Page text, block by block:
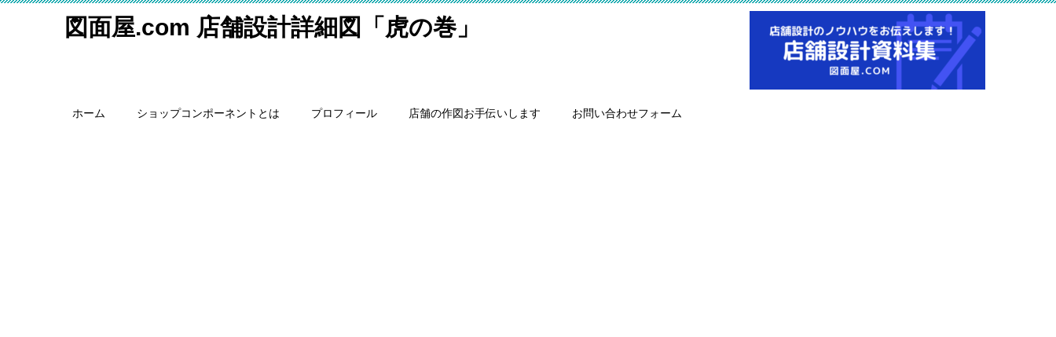
図面屋.com 店舗設計詳細図「虎の巻」
ホーム ショップコンポーネントとは プロフィール 店舗の作図お手伝いします お問い合わせフォーム